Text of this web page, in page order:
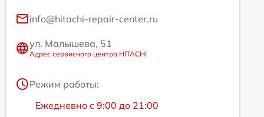
info@hitachi-repair-center.ru
ул. Малышева, 51
Адрес сервисного центра HITACHI
Режим работы:
Ежедневно с 9:00 до 21:00